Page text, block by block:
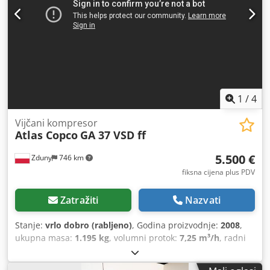
1 /4
Zduny 746 km
Vijčani kompresor
Atlas Copco GA 37 VSD ff
5.500 €
fiksna cijena plus PDV
Zatražiti Nazvati
Stanje: vrlo dobro (rabljeno), Godina proizvodnje: 2008,
ukupna masa: 1.195 kg, volumni protok: 7,25 m³/h, radni
400 V
ATLAS COPCO GA 37 VSD ff Crjdjt Hdh Nopfx Ahbsf